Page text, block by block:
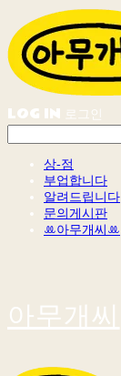
LOG IN 로그인
상-점
부업합니다
알려드립니다
문의게시판
ꔛ아무개씨ꔛ
아무개씨